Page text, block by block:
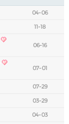
04-06
11-18
06-16
07-01
07-29
03-29
04-03